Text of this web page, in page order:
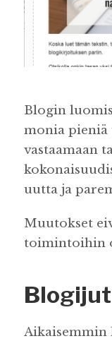
Blogin
monia pieniä
vastaamaan
uutta ja
Muutokset
toimintoihin
Aikaisemmin